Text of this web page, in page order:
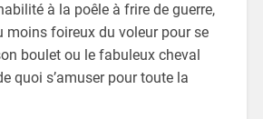
à la poêle à frire de guerre,
moins foireux du voleur pour se
boulet ou le fabuleux cheval
quoi s’amuser pour toute la